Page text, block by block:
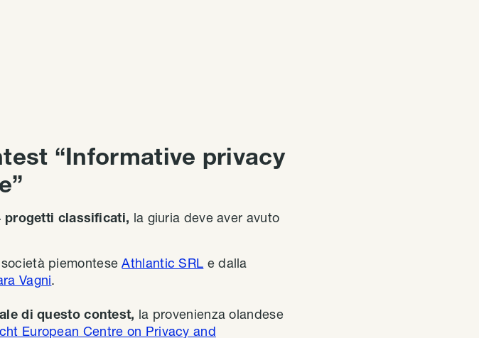
“Informative privacy
progetti classificati, la giuria deve aver avuto
piemonteseAthlantic SRL e dalla
Vagni.
di questo contest, la provenienza olandese
European Centre on Privacy and